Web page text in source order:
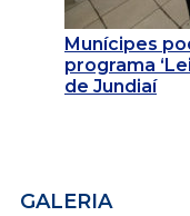
Munícipes
programa
de Jundiaí
GALERIA